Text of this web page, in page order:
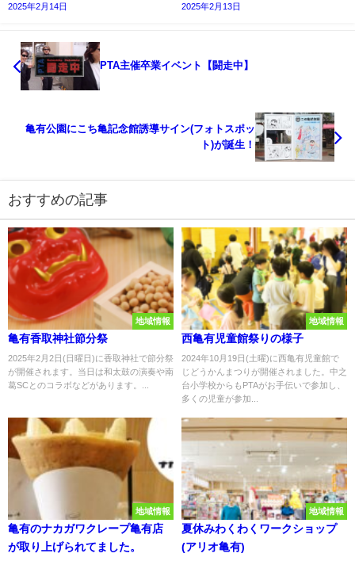
2025年2月14日 2025年2月13日
PTA主催卒業イベント【闘走中】
亀有公園にこち亀記念館誘導サイン(フォトスポッ
ト)が誕生！
おすすめの記事
地域情報
亀有香取神社節分祭
2025年2月2日(日曜日)に香取神社で節分祭
が開催されます。当日は和太鼓の演奏や南
葛SCとのコラボなどがあります。...
地域情報
西亀有児童館祭りの様子
2024年10月19日(土曜)に西亀有児童館で
じどうかんまつりが開催されました。中之
台小学校からもPTAがお手伝いで参加し、
多くの児童が参加...
地域情報
亀有のナカガワクレープ亀有店
が取り上げられてました。
地域情報
夏休みわくわくワークショップ
(アリオ亀有)